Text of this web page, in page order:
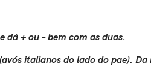
+ ou – bem com as duas.
italianos do lado do pae). Da